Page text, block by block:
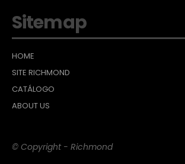
Sitemap
HOME
SITE RICHMOND
CATÁLOGO
ABOUT US
© Copyright - Richmond